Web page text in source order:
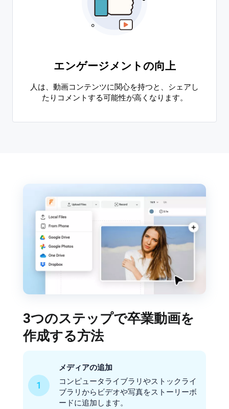
エンゲージメントの向上
人は、動画コンテンツに関心を持つと、シェアし
たりコメントする可能性が高くなります。
3つのステップで卒業動画を
作成する方法
1
メディアの追加
コンピュータライブラリやストックライ
ブラリからビデオや写真をストーリーボ
ードに追加します。